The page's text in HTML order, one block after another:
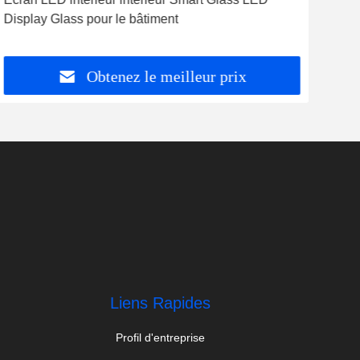
Display Glass pour le bâtiment
Obtenez le meilleur prix
Liens Rapides
Profil d'entreprise